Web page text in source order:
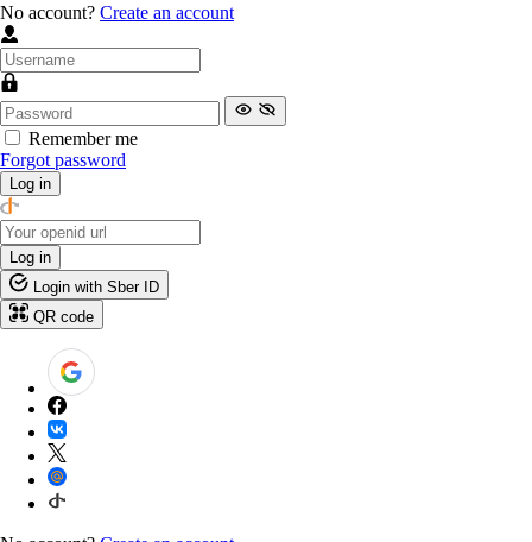
No account? Create an account
Remember me
Forgot password
Log in
Log in
Login with Sber ID
QR code